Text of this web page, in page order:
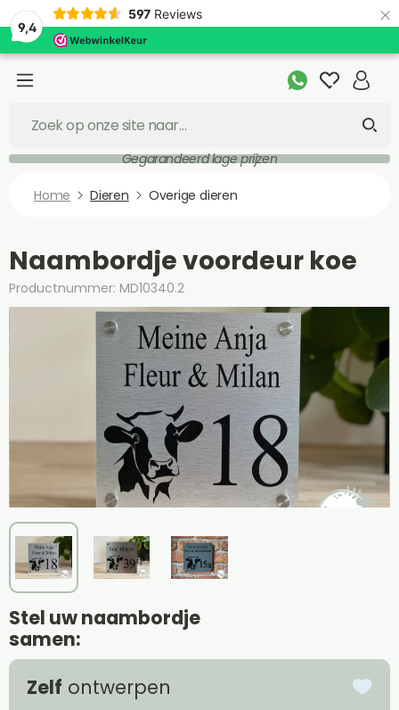
9,4
597 Reviews ×
Gegarandeerd lage prijzen
Home Dieren Overige dieren
Naambordje voordeur koe
Productnummer: MD10340.2
Stel uw naambordje
samen:
Zelf ontwerpen